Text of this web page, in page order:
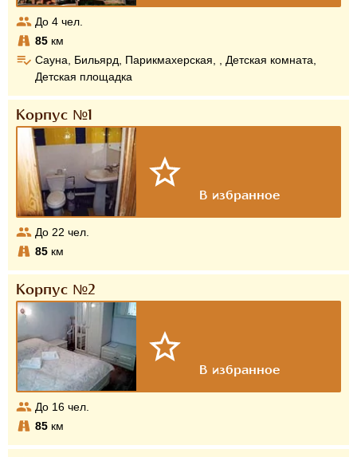
До 4 чел.
85 км
Сауна, Бильярд, Парикмахерская, , Детская комната,
Детская площадка
Корпус №1
До 22 чел.
85 км
Корпус №2
До 16 чел.
85 км